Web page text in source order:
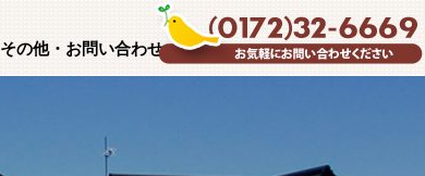
その他・お問い合わせ